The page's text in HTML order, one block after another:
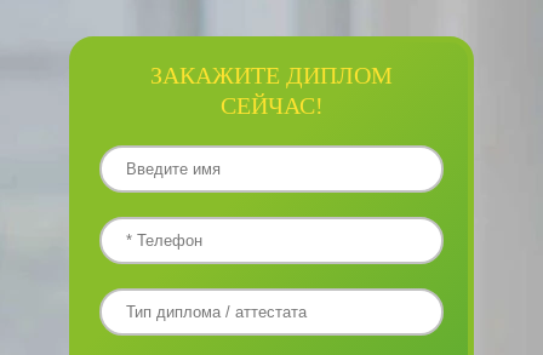
ЗАКАЖИТЕ ДИПЛОМ
СЕЙЧАС!